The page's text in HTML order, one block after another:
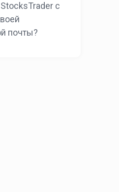
с
почты?